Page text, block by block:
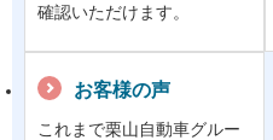
確認いただけます。
お客様の声
これまで栗山自動車グルー